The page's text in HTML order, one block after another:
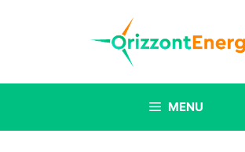
MENU